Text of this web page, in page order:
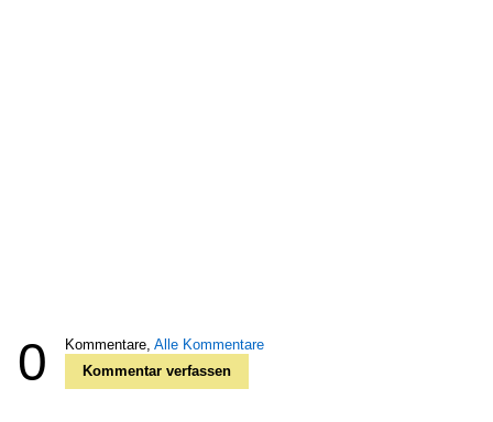
0 Kommentare, Alle Kommentare
Kommentar verfassen